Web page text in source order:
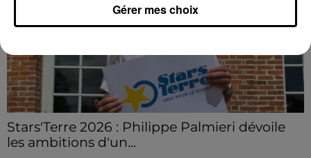
Stars'Terre 2026 : Philippe Palmieri dévoile
les ambitions d'un...
Gérer mes choix